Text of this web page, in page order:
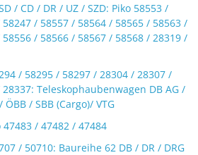
/ CD / DR / UZ / SZD: Piko 58553 /
/ 58557 / 58564 / 58565 / 58563 /
/ 58566 / 58567 / 58568 / 28319 /
/ 58295 / 58297 / 28304 / 28307 /
Teleskophaubenwagen DB AG /
/ SBB (Cargo)/ VTG
47483 / 47482 / 47484
/ 50710: Baureihe 62 DB / DR / DRG